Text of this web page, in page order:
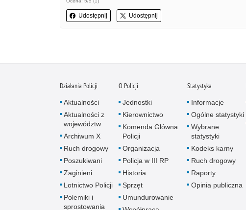
Udostępnij Udostępnij
Działania Policji
Aktualności
Aktualności z
województw
Archiwum X
Ruch drogowy
Poszukiwani
Zaginieni
Lotnictwo Policji
Polemiki i
sprostowania
O Policji
Jednostki
Kierownictwo
Komenda Główna
Policji
Organizacja
Policja w III RP
Historia
Sprzęt
Umundurowanie
Statystyka
Informacje
Ogólne statystyki
Wybrane
statystyki
Kodeks karny
Ruch drogowy
Raporty
Opinia publiczna